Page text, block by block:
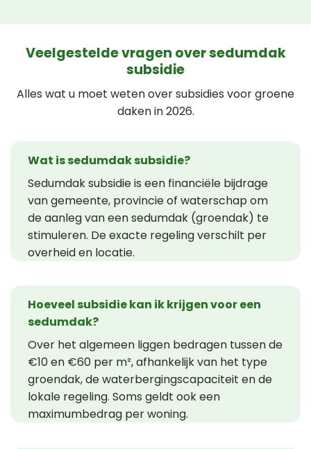
Veelgestelde vragen over sedumdak
subsidie
Alles wat u moet weten over subsidies voor groene
daken in 2026.
Wat is sedumdak subsidie?
Sedumdak subsidie is een financiële bijdrage
van gemeente, provincie of waterschap om
de aanleg van een sedumdak (groendak) te
stimuleren. De exacte regeling verschilt per
overheid en locatie.
Hoeveel subsidie kan ik krijgen voor een
sedumdak?
Over het algemeen liggen bedragen tussen de
€10 en €60 per m², afhankelijk van het type
groendak, de waterbergingscapaciteit en de
lokale regeling. Soms geldt ook een
maximumbedrag per woning.